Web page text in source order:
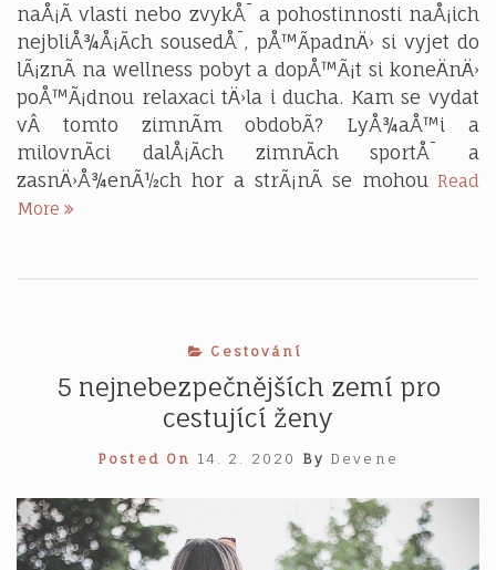
naÅ¡Ã­ vlasti nebo zvykÅ¯ a pohostinnosti naÅ¡ich
nejbliÅ¾Å¡Ã­ch sousedÅ¯, pÅ™Ã­padnÄ› si vyjet do
lÃ¡znÃ­ na wellness pobyt a dopÅ™Ã¡t si koneÄnÄ›
poÅ™Ã¡dnou relaxaci tÄ›la i ducha. Kam se vydat
vÂ tomto zimnÃ­m obdobÃ­? LyÅ¾aÅ™i a
milovnÃ­ci dalÅ¡Ã­ch zimnÃ­ch sportÅ¯ a
zasnÄ›Å¾enÃ½ch hor a strÃ¡nÃ­ se mohou Read
More Kam
Cestování
5 nejnebezpečnějších zemí pro
cestující ženy
Posted On 14. 2. 2020 By Devene